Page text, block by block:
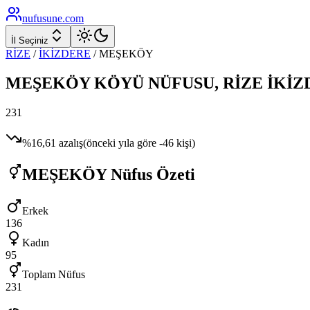
nufusune.com
İl Seçiniz
RİZE / İKİZDERE /MEŞEKÖY
MEŞEKÖYKÖYÜ NÜFUSU, RİZE
231
%16,61 azalış(önceki yıla göre -46 kişi)
MEŞEKÖYNüfus Özeti
Erkek
136
Kadın
95
Toplam Nüfus
231